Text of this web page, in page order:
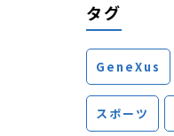
タグ
GeneXus
スポーツ